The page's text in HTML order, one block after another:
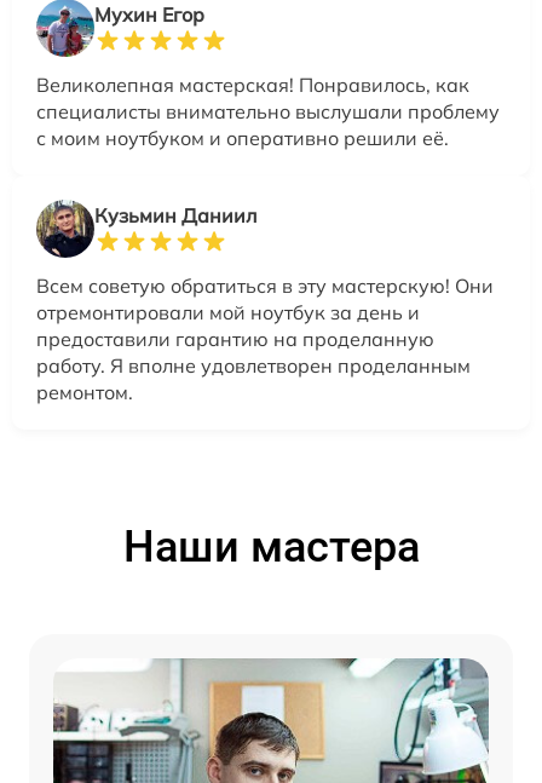
Мухин Егор
Великолепная мастерская! Понравилось, как
специалисты внимательно выслушали проблему
с моим ноутбуком и оперативно решили её.
Кузьмин Даниил
Всем советую обратиться в эту мастерскую! Они
отремонтировали мой ноутбук за день и
предоставили гарантию на проделанную
работу. Я вполне удовлетворен проделанным
ремонтом.
Наши мастера